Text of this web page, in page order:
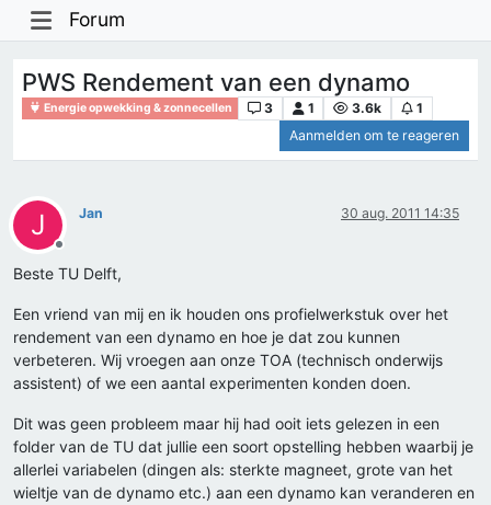
Forum
PWS Rendement van een dynamo
Energie opwekking & zonnecellen 3 1 3.6k
1
Aanmelden om te reageren
J
Offline
Jan 30 aug. 2011 14:35
Beste TU Delft,
Een vriend van mij en ik houden ons profielwerkstuk over het
rendement van een dynamo en hoe je dat zou kunnen
verbeteren. Wij vroegen aan onze TOA (technisch onderwijs
assistent) of we een aantal experimenten konden doen.
Dit was geen probleem maar hij had ooit iets gelezen in een
folder van de TU dat jullie een soort opstelling hebben waarbij je
allerlei variabelen (dingen als: sterkte magneet, grote van het
wieltje van de dynamo etc.) aan een dynamo kan veranderen en